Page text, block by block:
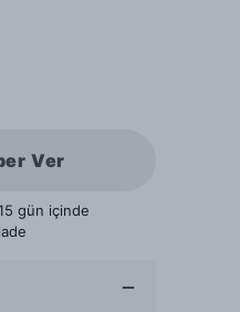
Ver
gün içinde
iade